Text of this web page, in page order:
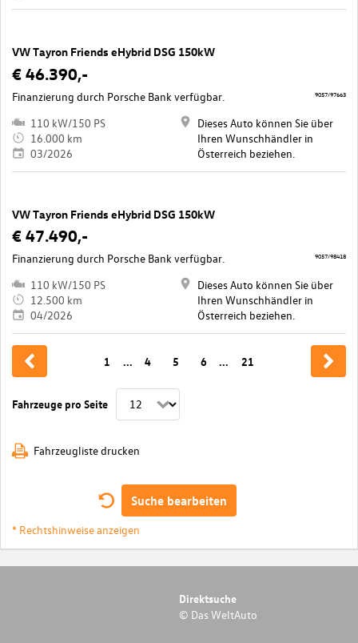
VW Tayron Friends eHybrid DSG 150kW
€ 46.390,-
Finanzierung durch Porsche Bank verfügbar.
110 kW/150 PS
16.000 km
03/2026
Dieses Auto können Sie über
Ihren Wunschhändler in
Österreich beziehen.
9057/97663
VW Tayron Friends eHybrid DSG 150kW
€ 47.490,-
Finanzierung durch Porsche Bank verfügbar.
110 kW/150 PS
12.500 km
04/2026
Dieses Auto können Sie über
Ihren Wunschhändler in
Österreich beziehen.
9057/98418
Fahrzeuge pro Seite
1 ... 4 5 6 ... 21
Fahrzeugliste drucken
Suche bearbeiten
* Rechtshinweise anzeigen
Direktsuche
© Das WeltAuto